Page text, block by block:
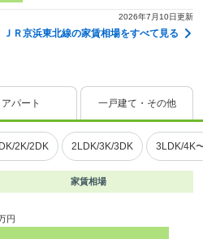
2026年7月10日更新
ＪＲ京浜東北線の家賃相場をすべて見る
アパート 一戸建て・その他
2K/2DK 2LDK/3K/3DK 3LDK/4K
家賃相場
円